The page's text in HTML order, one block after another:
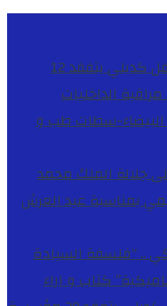
الدكتور نوفل كديلي يتفقد 12
الداخليات
البيضاء-سطاتطب و
جلالة الملك محمد
بمناسبة عيد العرش
.. “فلسفة السيادة
كتاب و اراء